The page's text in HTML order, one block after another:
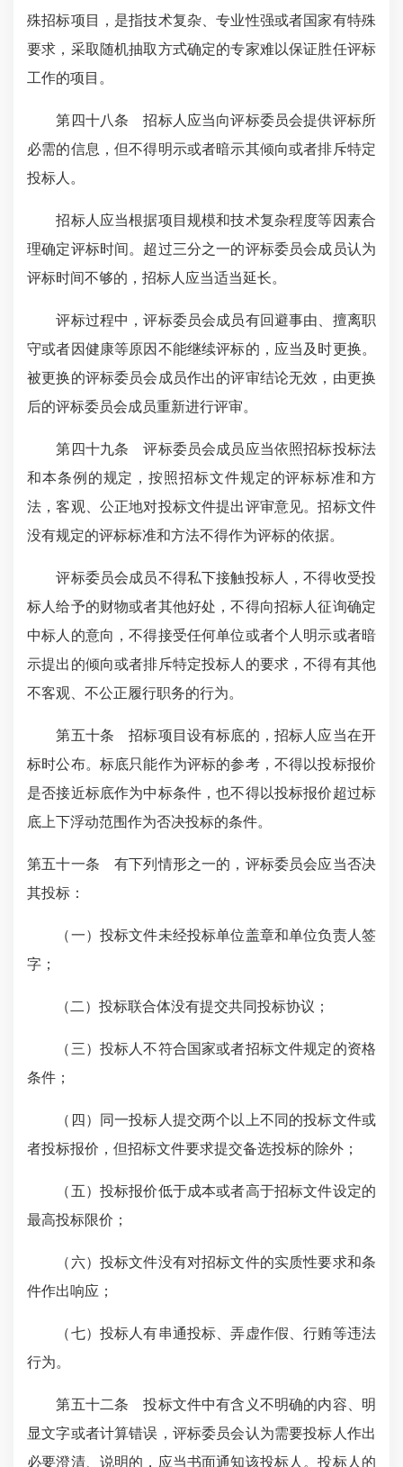
殊招标项目，是指技术复杂、专业性强或者国家有特殊
要求，采取随机抽取方式确定的专家难以保证胜任评标
工作的项目。
第四十八条 招标人应当向评标委员会提供评标所
必需的信息，但不得明示或者暗示其倾向或者排斥特定
投标人。
招标人应当根据项目规模和技术复杂程度等因素合
理确定评标时间。超过三分之一的评标委员会成员认为
评标时间不够的，招标人应当适当延长。
评标过程中，评标委员会成员有回避事由、擅离职
守或者因健康等原因不能继续评标的，应当及时更换。
被更换的评标委员会成员作出的评审结论无效，由更换
后的评标委员会成员重新进行评审。
第四十九条 评标委员会成员应当依照招标投标法
和本条例的规定，按照招标文件规定的评标标准和方
法，客观、公正地对投标文件提出评审意见。招标文件
没有规定的评标标准和方法不得作为评标的依据。
评标委员会成员不得私下接触投标人，不得收受投
标人给予的财物或者其他好处，不得向招标人征询确定
中标人的意向，不得接受任何单位或者个人明示或者暗
示提出的倾向或者排斥特定投标人的要求，不得有其他
不客观、不公正履行职务的行为。
第五十条 招标项目设有标底的，招标人应当在开
标时公布。标底只能作为评标的参考，不得以投标报价
是否接近标底作为中标条件，也不得以投标报价超过标
底上下浮动范围作为否决投标的条件。
第五十一条 有下列情形之一的，评标委员会应当否决
其投标：
（一）投标文件未经投标单位盖章和单位负责人签
字；
（二）投标联合体没有提交共同投标协议；
（三）投标人不符合国家或者招标文件规定的资格
条件；
（四）同一投标人提交两个以上不同的投标文件或
者投标报价，但招标文件要求提交备选投标的除外；
（五）投标报价低于成本或者高于招标文件设定的
最高投标限价；
（六）投标文件没有对招标文件的实质性要求和条
件作出响应；
（七）投标人有串通投标、弄虚作假、行贿等违法
行为。
第五十二条 投标文件中有含义不明确的内容、明
显文字或者计算错误，评标委员会认为需要投标人作出
必要澄清、说明的，应当书面通知该投标人。投标人的